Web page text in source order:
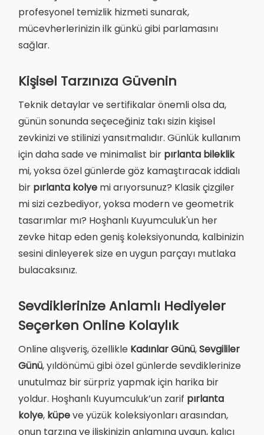
profesyonel temizlik hizmeti sunarak,
mücevherlerinizin ilk günkü gibi parlamasını
sağlar.
Kişisel Tarzınıza Güvenin
Teknik detaylar ve sertifikalar önemli olsa da,
günün sonunda seçeceğiniz takı sizin kişisel
zevkinizi ve stilinizi yansıtmalıdır. Günlük kullanım
için daha sade ve minimalist bir pırlanta bileklik
mi, yoksa özel günlerde göz kamaştıracak iddialı
bir pırlanta kolye mi arıyorsunuz? Klasik çizgiler
mi sizi cezbediyor, yoksa modern ve geometrik
tasarımlar mı? Hoşhanlı Kuyumculuk'un her
zevke hitap eden geniş koleksiyonunda, kalbinizin
sesini dinleyerek size en uygun parçayı mutlaka
bulacaksınız.
Sevdiklerinize Anlamlı Hediyeler
Seçerken Online Kolaylık
Online alışveriş, özellikle Kadınlar Günü,Sevgililer
Günü, yıldönümü gibi özel günlerde sevdiklerinize
unutulmaz bir sürpriz yapmak için harika bir
yoldur. Hoşhanlı Kuyumculuk’un zarif pırlanta
kolye, küpeve yüzük koleksiyonları arasından,
onun tarzına ve ilişkinizin anlamına uygun, kalıcı